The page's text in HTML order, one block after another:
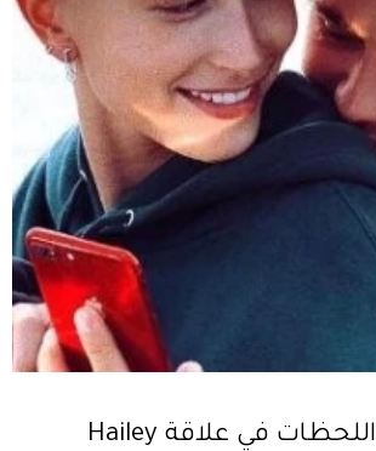
بالفيديو، أبرز اللحظات في علاقة Hailey